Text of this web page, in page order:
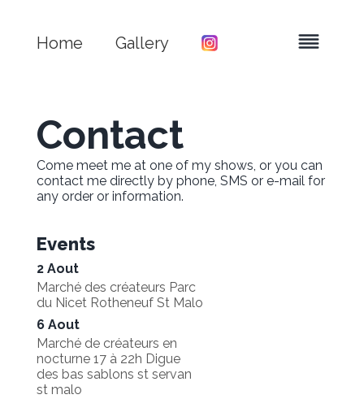
Home Gallery
Contact
Come meet me at one of my shows, or you can
contact me directly by phone, SMS or e-mail for
any order or information.
Events
2 Aout
Marché des créateurs Parc
du Nicet Rotheneuf St Malo
6 Aout
Marché de créateurs en
nocturne 17 à 22h Digue
des bas sablons st servan
st malo